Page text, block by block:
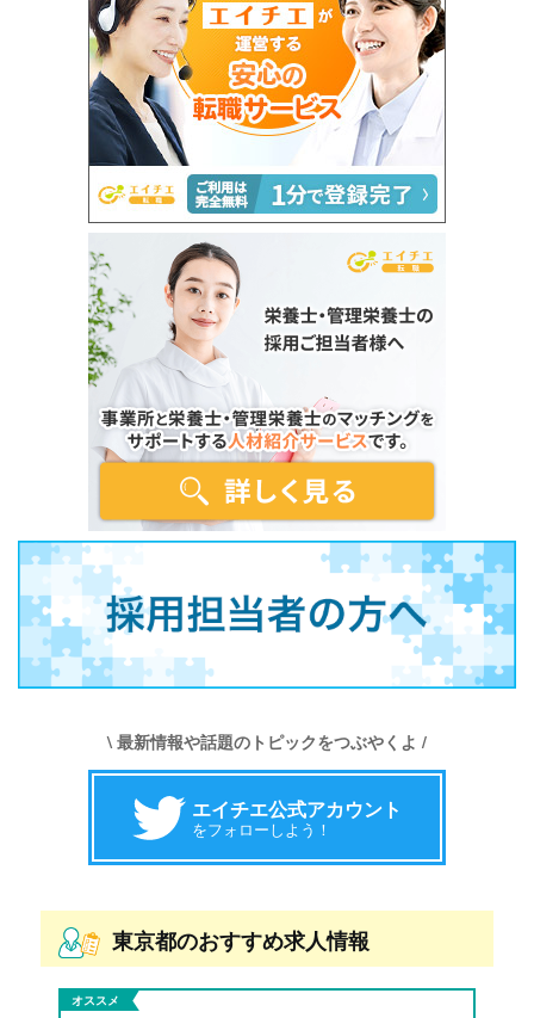
\ 最新情報や話題のトピックをつぶやくよ /
エイチエ公式アカウント
をフォローしよう！
東京都のおすすめ求人情報
オススメ